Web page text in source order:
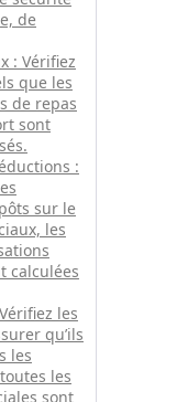
de
: Vérifiez
que les
de repas
sont
:
sur le
les
calculées
les
qu’ils
les
les
sont